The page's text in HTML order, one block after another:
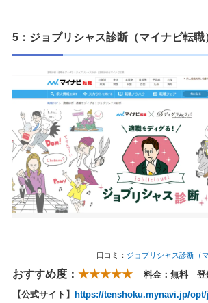
5：ジョブリシャス診断（マイナビ転職
口コミ： ジョブリシャス診断（
おすすめ度： ★★★★★
料金：無料 登
【公式サイト】 https://tenshoku.mynavi.jp/